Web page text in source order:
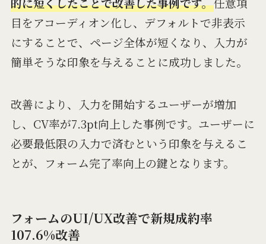
目をアコーディオン化し、デフォルトで非表示
にすることで、ページ全体が短くなり、入力が
簡単そうな印象を与えることに成功しました。
改善により、入力を開始するユーザーが増加
し、CV率が7.3pt向上した事例です。ユーザーに
必要最低限の入力で済むという印象を与えるこ
とが、フォーム完了率向上の鍵となります。
フォームのUI/UX改善で新規成約率
107.6%改善